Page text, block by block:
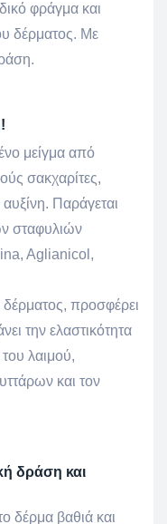
φράγμα και
δέρματος. Με
μείγμα από
σακχαρίτες,
Παράγεται
σταφυλιών
Aglianicol,
δέρματος, προσφέρει
την ελαστικότητα
λαιμού,
και τον
δράση και
δέρμα βαθιά και